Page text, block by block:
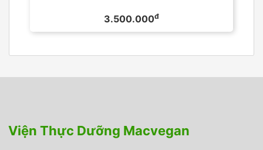
3.500.000đ
Viện Thực Dưỡng Macvegan